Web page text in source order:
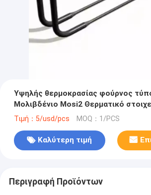
Υψηλής θερμοκρασίας φούρνος
Μολιβδένιο Mosi2 Θερματικό
εργαστηριακό φούρνο έως 1800C
Τιμή：5/usd/pcs MOQ：1/PCS
Καλύτερη τιμή
Περιγραφή Προϊόντων